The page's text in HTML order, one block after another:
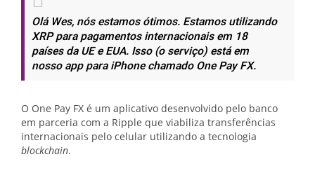
Olá Wes, nós estamos ótimos. Estamos utilizando
XRP para pagamentos internacionais em 18
países da UE e EUA. Isso (o serviço) está em
nosso app para iPhone chamado One Pay FX.
O One Pay FX é um aplicativo desenvolvido pelo banco
em parceria com a Ripple que viabiliza transferências
internacionais pelo celular utilizando a tecnologia
blockchain.